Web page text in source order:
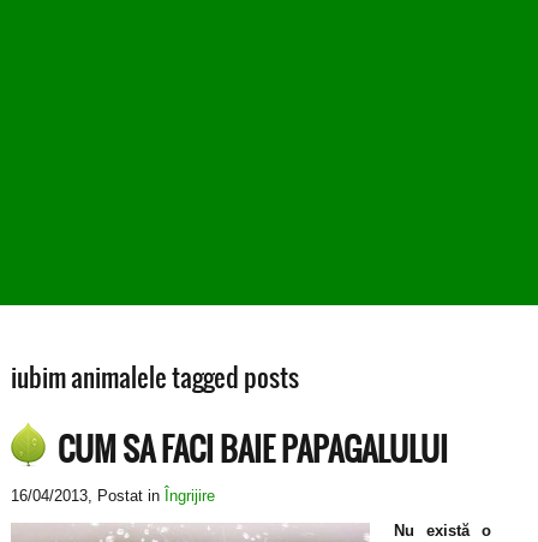
iubim animalele tagged posts
CUM SA FACI BAIE PAPAGALULUI
16/04/2013, Postat in Îngrijire
Nu există o